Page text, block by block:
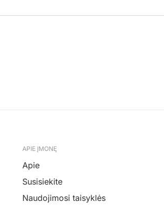
APIE ĮMONĘ
Apie
Susisiekite
Naudojimosi taisyklės